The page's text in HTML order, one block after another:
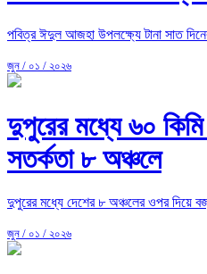
পবিত্র ঈদুল আজহা উপলক্ষ্যে টানা সাত
জুন / ০১ / ২০২৬
দুপুরের মধ্যে ৬০ কিমি
সতর্কতা ৮ অঞ্চলে
দুপুরের মধ্যে দেশের ৮ অঞ্চলের ওপর দিয়ে
জুন / ০১ / ২০২৬